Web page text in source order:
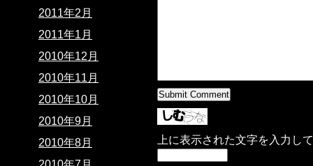
上に表示された文字を入力し
2011年2月
2011年1月
2010年12月
2010年11月
2010年10月
2010年9月
2010年8月